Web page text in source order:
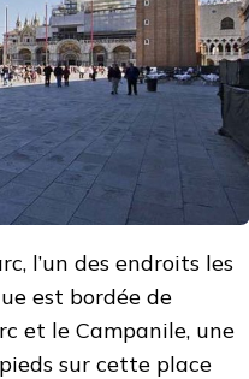
l’un des endroits les
est bordée de
et le Campanile, une
sur cette place